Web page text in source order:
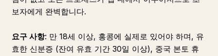
보자에게 완벽합니다.
요구 사항: 만 18세 이상, 홍콩에 실제로 있어야 하며, 유
효한 신분증 (잔여 유효 기간 30일 이상), 중국 본토 휴